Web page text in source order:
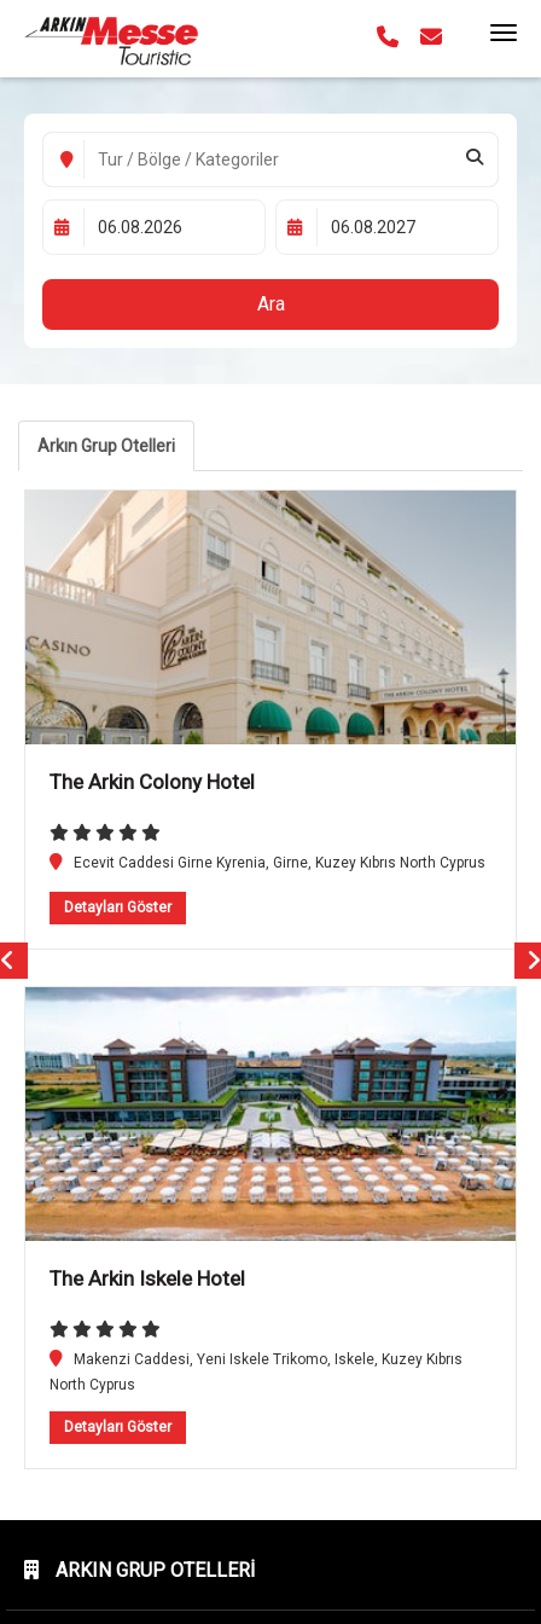
Ara
Arkın Grup Otelleri
The Arkin Colony Hotel
Ecevit Caddesi Girne Kyrenia, Girne, Kuzey Kıbrıs North Cyprus
Detayları Göster
The Arkin Iskele Hotel
Makenzi Caddesi, Yeni Iskele Trikomo, Iskele, Kuzey Kıbrıs
North Cyprus
Detayları Göster
ARKIN GRUP OTELLERI